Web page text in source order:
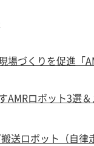
場づくりを促進「
AMRロボット3選
送ロボット（自律